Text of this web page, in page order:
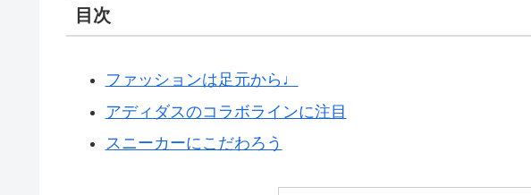
目次
ファッションは足元から♩
アディダスのコラボラインに注目
スニーカーにこだわろう